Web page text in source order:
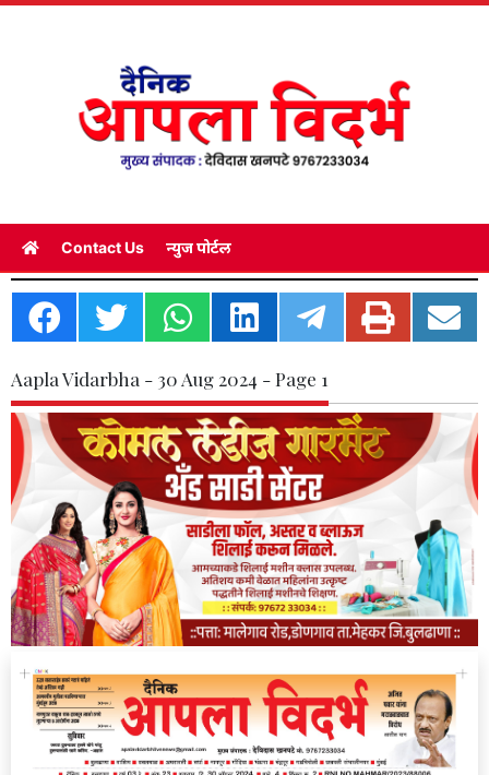
Contact Us न्युज पोर्टल
Aapla Vidarbha - 30 Aug 2024 - Page 1